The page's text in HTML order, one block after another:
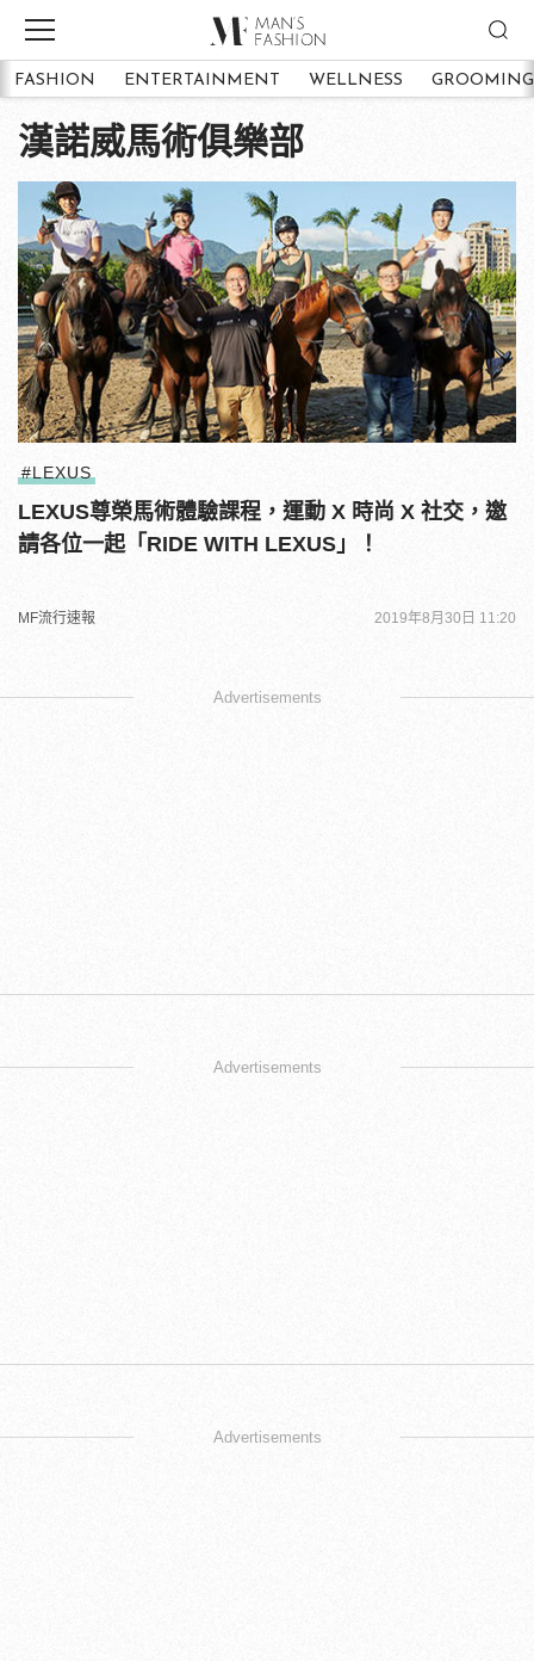
FASHION ENTERTAINMENT WELLNESS GROOMING
漢諾威馬術俱樂部
#LEXUS
LEXUS尊榮馬術體驗課程，運動 X 時尚 X 社交，邀
請各位一起「RIDE WITH LEXUS」！
MF流行速報 2019年8月30日 11:20
Advertisements
Advertisements
Advertisements